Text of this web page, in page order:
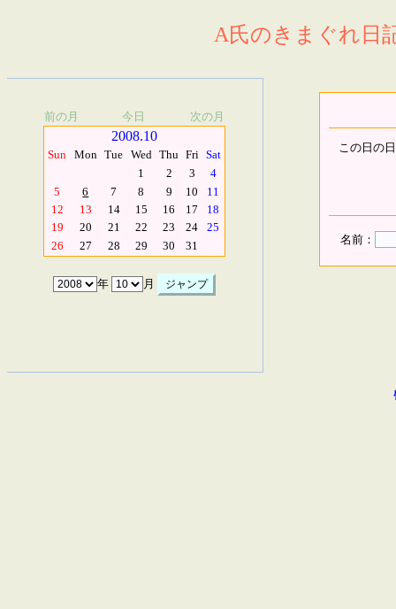
A氏のきまぐれ日
前の月 今日 次の月
2008.10
Sun Mon Tue Wed Thu Fri Sat
1
2 3
4
5
6 7 8 9 10
11
12
13 14 15 16 17
18
19
20 21 22 23 24
25
26
27 28 29 30 31
年 月
この日の
名前：